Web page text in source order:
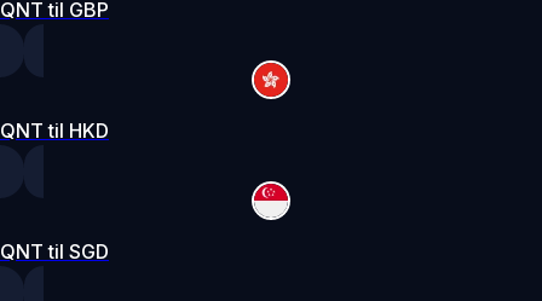
QNT til GBP
QNT til HKD
QNT til SGD